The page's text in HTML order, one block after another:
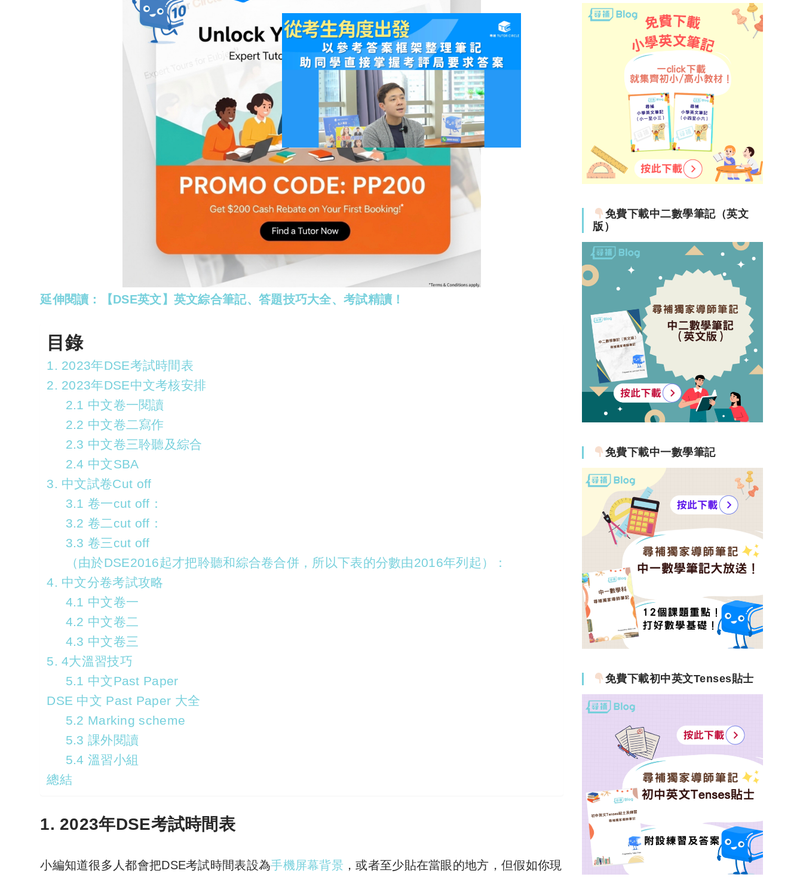
延伸閱讀：【DSE英文】英文綜合筆記、答題技巧大全、考試精讀！
目錄
1. 2023年DSE考試時間表
2. 2023年DSE中文考核安排
2.1 中文卷一閱讀
2.2 中文卷二寫作
2.3 中文卷三聆聽及綜合
2.4 中文SBA
3. 中文試卷Cut off
3.1 卷一cut off：
3.2 卷二cut off：
3.3 卷三cut off
（由於DSE2016起才把聆聽和綜合卷合併，所以下表的分數由2016年列起）：
4. 中文分卷考試攻略
4.1 中文卷一
4.2 中文卷二
4.3 中文卷三
5. 4大溫習技巧
5.1 中文Past Paper
DSE 中文 Past Paper 大全
5.2 Marking scheme
5.3 課外閱讀
5.4 溫習小組
總結
1. 2023年DSE考試時間表
小編知道很多人都會把DSE考試時間表設為手機屏幕背景 ，或者至少貼在當眼的地方，但假如你現
免費下載中二數學筆記（英文
版）
免費下載中一數學筆記
免費下載初中英文Tenses貼士